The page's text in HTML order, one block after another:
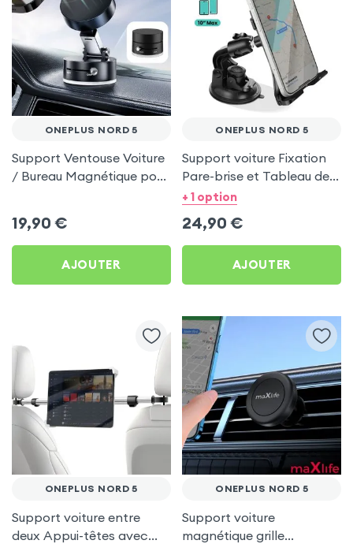
ONEPLUS NORD 5
Support Ventouse Voiture
/ Bureau Magnétique pour
19,90 €
AJOUTER
ONEPLUS NORD 5
Support voiture Fixation
Pare-brise et Tableau de
bord pour OnePlus Nord 5
+ 1 option
24,90 €
AJOUTER
ONEPLUS NORD 5
Support voiture entre
deux Appui-têtes avec
ONEPLUS NORD 5
Support voiture
magnétique grille